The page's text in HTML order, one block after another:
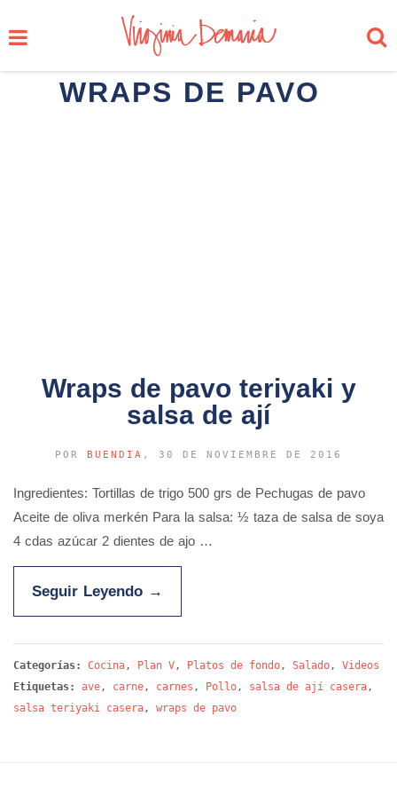
WRAPS DE PAVO
Wraps de pavo teriyaki y
salsa de ají
POR BUENDIA , 30 DE NOVIEMBRE DE 2016
Ingredientes: Tortillas de trigo 500 grs de Pechugas de pavo
Aceite de oliva merkén Para la salsa: ½ taza de salsa de soya
4 cdas azúcar 2 dientes de ajo …
Seguir Leyendo →
Categorías: Cocina , Plan V , Platos de fondo , Salado , Videos
Etiquetas:
ave , carne , carnes , Pollo , salsa de ají casera ,
salsa teriyaki casera , wraps de pavo